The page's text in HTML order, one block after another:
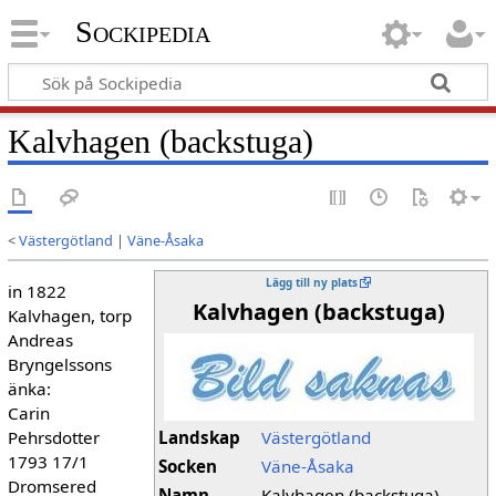
Sockipedia
Kalvhagen (backstuga)
<Västergötland | Väne-Åsaka
Lägg till ny plats
Kalvhagen (backstuga)
Landskap
Västergötland
Socken
Väne-Åsaka
in 1822
Kalvhagen, torp
Andreas
Bryngelssons
änka:
Carin
Pehrsdotter
1793 17/1
Dromsered